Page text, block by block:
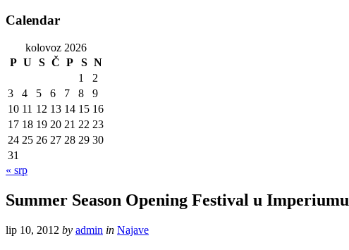
Calendar
kolovoz 2026
P U S Č P S N
1
2
3
4 5 6 7 8
9
10 11 12 13 14 15 16
17 18 19 20 21 22 23
24 25 26 27 28 29 30
31
« srp
Summer Season Opening Festival u Imperiumu
lip 10, 2012 by admin in Najave